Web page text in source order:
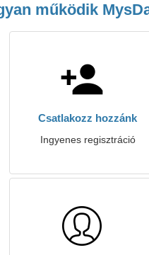
működik
Csatlakozz hozzánk
Ingyenes regisztráció